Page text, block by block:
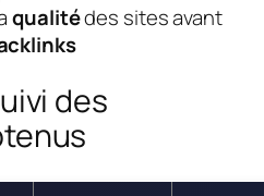
qualitédes sites avant
des